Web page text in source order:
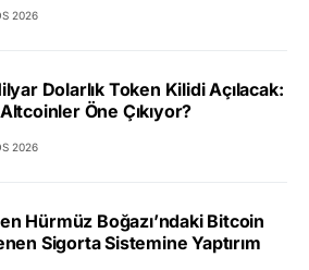
2026
Dolarlık Token Kilidi Açılacak:
Öne Çıkıyor?
2026
Hürmüz Boğazı’ndaki Bitcoin
Sigorta Sistemine Yaptırım